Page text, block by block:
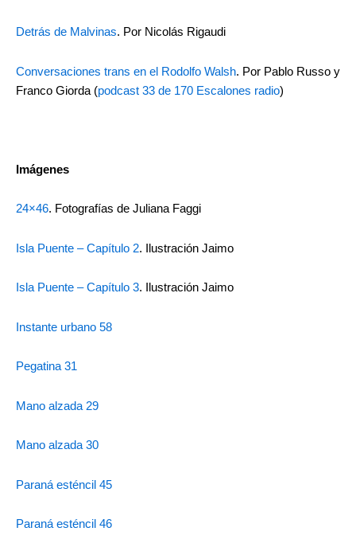
Detrás de Malvinas. Por Nicolás Rigaudi
Conversaciones trans en el Rodolfo Walsh. Por Pablo Russo y
Franco Giorda (podcast 33 de 170 Escalones radio)
Imágenes
24×46. Fotografías de Juliana Faggi
Isla Puente – Capítulo 2. Ilustración Jaimo
Isla Puente – Capítulo 3. Ilustración Jaimo
Instante urbano 58
Pegatina 31
Mano alzada 29
Mano alzada 30
Paraná esténcil 45
Paraná esténcil 46